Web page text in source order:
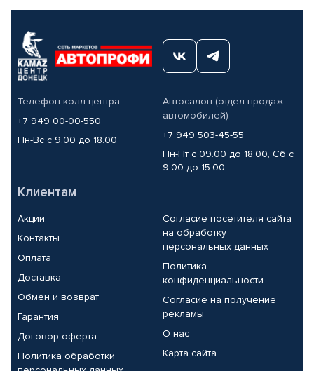
Телефон колл-центра
+7 949 00-00-550
Пн-Вс с 9.00 до 18.00
Автосалон (отдел продаж
автомобилей)
+7 949 503-45-55
Пн-Пт с 09.00 до 18.00, Сб с
9.00 до 15.00
Клиентам
Акции
Контакты
Оплата
Доставка
Обмен и возврат
Гарантия
Договор-оферта
Политика обработки
Согласие посетителя сайта
на обработку
персональных данных
Политика
конфиденциальности
Согласие на получение
рекламы
О нас
Карта сайта